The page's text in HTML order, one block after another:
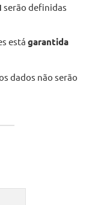
serão definidas
está garantida
dados não serão